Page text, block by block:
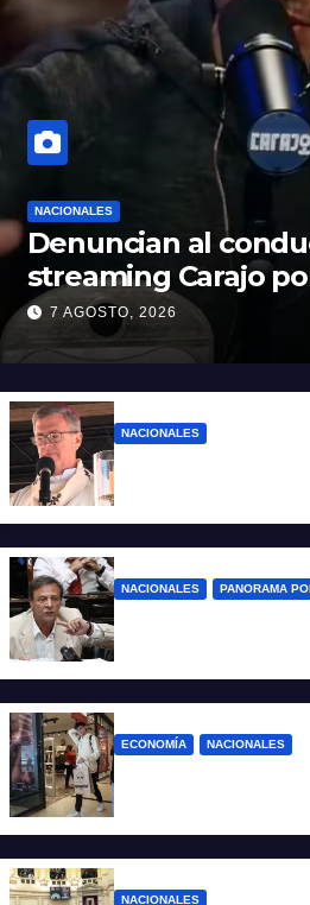
NACIONALES
Denuncian al
streaming Carajo
discriminatorios
7 AGOSTO, 2026
NACIONALES
NACIONALES PANORAMA
Sturzenegger: “Se
o estúpidos”
ECONOMÍA NACIONALES
NACIONALES